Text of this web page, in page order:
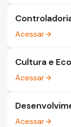
Acessararrow_forward
Cultura e
Acessararrow_forward
Acessararrow_forward